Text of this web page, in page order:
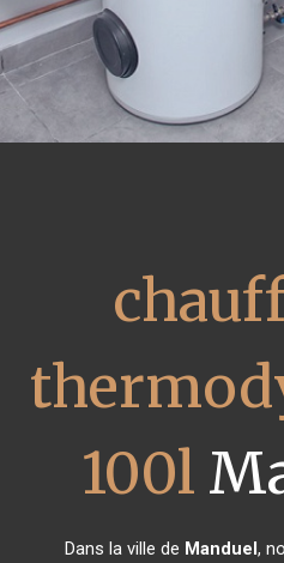
100l
Dans la ville de Manduel,